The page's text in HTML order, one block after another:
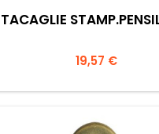
Prezzo
19,57 €